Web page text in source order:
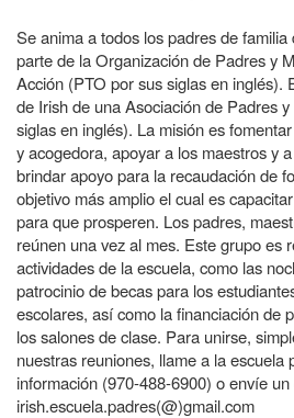
Se anima a todos los padres de
parte de la Organización de Padres y
Acción (PTO por sus siglas en inglés).
de Irish de una Asociación de Padres
siglas en inglés). La misión es
y acogedora, apoyar a los maestros y
brindar apoyo para la recaudación de
objetivo más amplio el cual es
para que prosperen. Los padres,
reúnen una vez al mes. Este grupo es
actividades de la escuela, como las
patrocinio de becas para los
escolares, así como la financiación de
los salones de clase. Para unirse,
nuestras reuniones, llame a la escuela
información (970-488-6900) o envíe
irish.escuela.padres(@)gmail.com